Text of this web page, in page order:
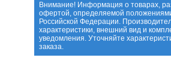
Внимание! Информация о товарах,
офертой, определяемой
Российской Федерации.
характеристики, внешний вид и
уведомления. Уточняйте
заказа.